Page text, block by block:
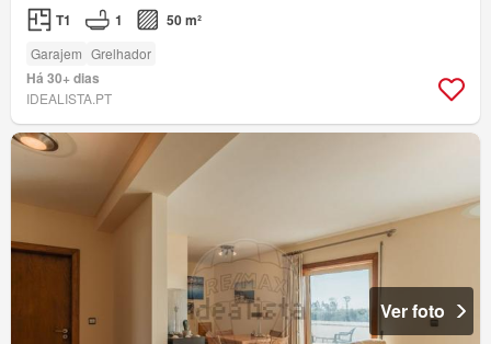
T1 1 50 m²
Garajem Grelhador
Há 30+ dias
IDEALISTA.PT
Ver foto